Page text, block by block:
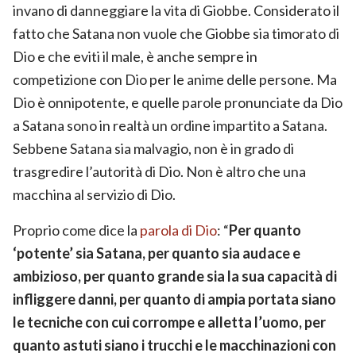
invano di danneggiare la vita di Giobbe. Considerato il
fatto che Satana non vuole che Giobbe sia timorato di
Dio e che eviti il male, è anche sempre in
competizione con Dio per le anime delle persone. Ma
Dio è onnipotente, e quelle parole pronunciate da Dio
a Satana sono in realtà un ordine impartito a Satana.
Sebbene Satana sia malvagio, non è in grado di
trasgredire l’autorità di Dio. Non è altro che una
macchina al servizio di Dio.
Proprio come dice la parola di Dio: “Per quanto
‘potente’ sia Satana, per quanto sia audace e
ambizioso, per quanto grande sia la sua capacità di
infliggere danni, per quanto di ampia portata siano
le tecniche con cui corrompe e alletta l’uomo, per
quanto astuti siano i trucchi e le macchinazioni con